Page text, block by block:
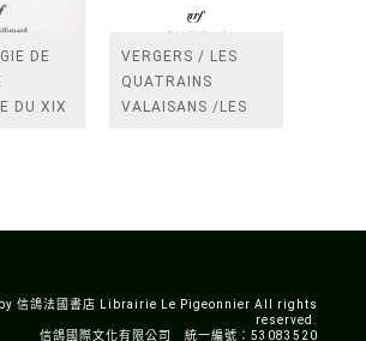
DE
DU XIX
VERGERS / LES
QUATRAINS
VALAISANS /LES
信鴿法國書店 Librairie Le Pigeonnier All rights
reserved.
信鴿國際文化有限公司 統一編號：53083520